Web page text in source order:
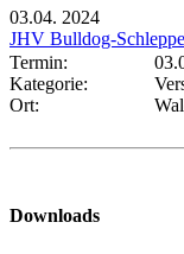
03.04. 2024
JHV Bulldog-
Termin:
Kategorie:
Ort:
Downloads